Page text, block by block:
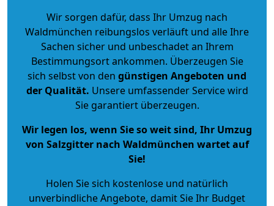
Wir sorgen dafür, dass Ihr Umzug nach
Waldmünchen reibungslos verläuft und alle Ihre
Sachen sicher und unbeschadet an Ihrem
Bestimmungsort ankommen. Überzeugen Sie
sich selbst von den günstigen Angeboten und
der Qualität. Unsere umfassender Service wird
Sie garantiert überzeugen.
Wir legen los, wenn Sie so weit sind, Ihr Umzug
von Salzgitter nach Waldmünchen wartet auf
Sie!
Holen Sie sich kostenlose und natürlich
unverbindliche Angebote, damit Sie Ihr Budget